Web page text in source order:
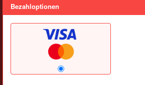
Bezahloptionen